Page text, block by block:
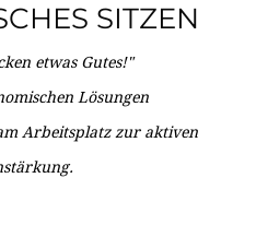
SITZEN
etwas Gutes!"
Lösungen
Arbeitsplatz zur aktiven